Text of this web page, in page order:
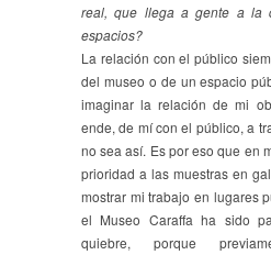
real, que llega a gente a la
espacios?
La relación con el público
del museo o de un espacio
imaginar la relación de mi
ende, de mí con el público, a
no sea así. Es por eso que en
prioridad a las muestras en
mostrar mi trabajo en lugares
el Museo Caraffa ha sido
quiebre, porque